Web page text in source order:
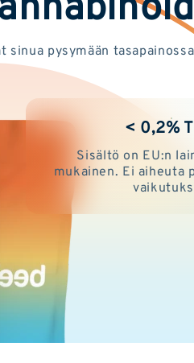
pysymään
< 0,2%
Sisältö on EU:n
mukainen. Ei aiheuta